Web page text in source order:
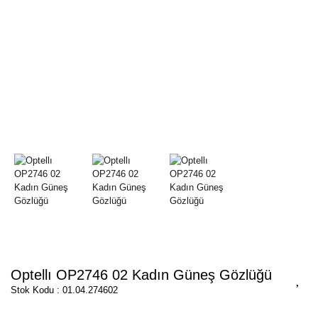
Optellı OP2746 02 Kadın Güneş Gözlüğü
Stok Kodu : 01.04.274602